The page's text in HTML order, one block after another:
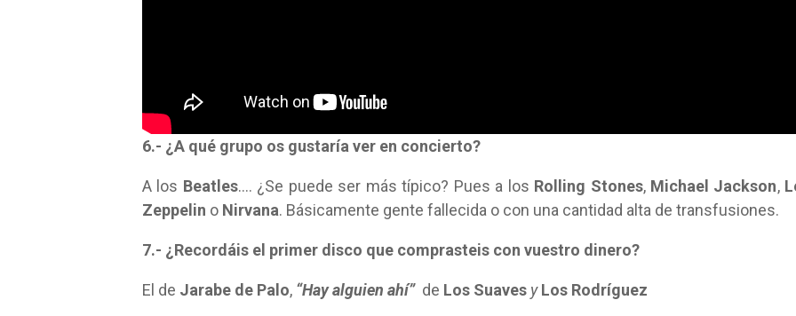
6.- ¿A qué grupo os gustaría ver en concierto?
A los Beatles…. ¿Se puede ser más típico? Pues a los Rolling Stones, Michael Jackson,
Zeppelin o Nirvana. Básicamente gente fallecida o con una cantidad alta de transfusiones.
7.- ¿Recordáis el primer disco que comprasteis con vuestro dinero?
El de Jarabe de Palo, “Hay alguien ahí” de Los Suaves y Los Rodríguez